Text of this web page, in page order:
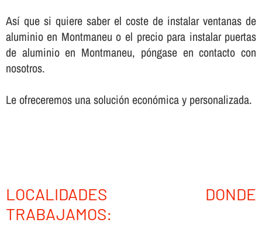
Así­ que si quiere saber el coste de instalar ventanas de
aluminio en Montmaneu o el precio para instalar puertas
de aluminio en Montmaneu, póngase en contacto con
nosotros.
Le ofreceremos una solución económica y personalizada.
LOCALIDADES DONDE
TRABAJAMOS: